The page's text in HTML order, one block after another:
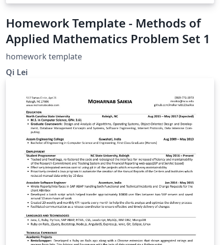
Homework Template - Methods of
Applied Mathematics Problem Set 1
homework template
Qi Lei